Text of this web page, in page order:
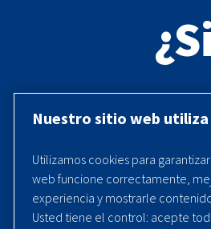
Nuestro sitio web utiliza
Utilizamos cookies para
web funcione correctamente,
experiencia y mostrarle
Usted tiene el control: acepte